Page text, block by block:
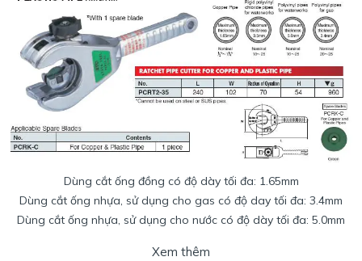
Dùng cắt ống đồng có độ dày tối đa: 1.65mm
Dùng cắt ống nhựa, sử dụng cho gas có độ day tối đa: 3.4mm
Dùng cắt ống nhựa, sử dụng cho nước có độ dày tối đa: 5.0mm
Xem thêm